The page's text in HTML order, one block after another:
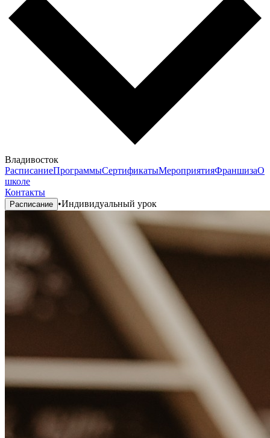
Владивосток
РасписаниеПрограммыСертификатыМероприятияФраншизаО
школе
Контакты
Расписание •Индивидуальный урок